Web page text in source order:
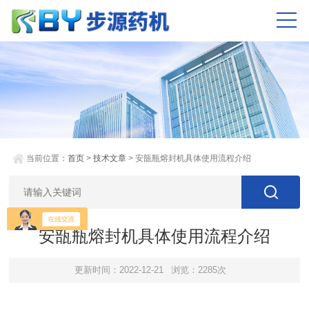
当前位置：首页 >技术文章 > 安瓿瓶熔封机具体使用流程介绍
安瓿瓶熔封机具体使用流程介绍
更新时间：2022-12-21 浏览：2285次